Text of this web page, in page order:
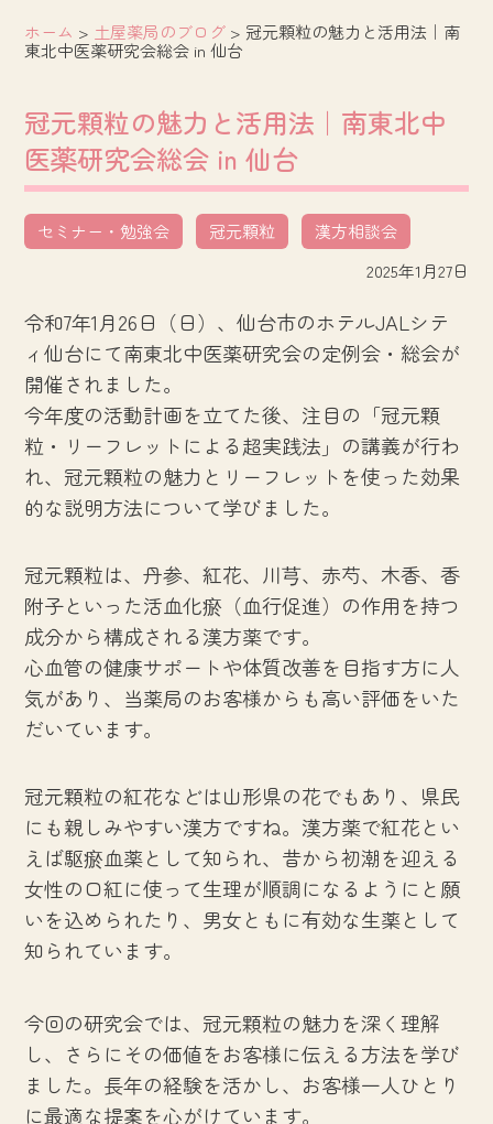
ホーム > 土屋薬局のブログ > 冠元顆粒の魅力と活用法｜南
東北中医薬研究会総会 in 仙台
冠元顆粒の魅力と活用法｜南東北中
医薬研究会総会 in 仙台
セミナー・勉強会 冠元顆粒
漢方相談会
2025年1月27日
令和7年1月26日（日）、仙台市のホテルJALシテ
ィ仙台にて南東北中医薬研究会の定例会・総会が
開催されました。
今年度の活動計画を立てた後、注目の「冠元顆
粒・リーフレットによる超実践法」の講義が行わ
れ、冠元顆粒の魅力とリーフレットを使った効果
的な説明方法について学びました。
冠元顆粒は、丹参、紅花、川芎、赤芍、木香、香
附子といった活血化瘀（血行促進）の作用を持つ
成分から構成される漢方薬です。
心血管の健康サポートや体質改善を目指す方に人
気があり、当薬局のお客様からも高い評価をいた
だいています。
冠元顆粒の紅花などは山形県の花でもあり、県民
にも親しみやすい漢方ですね。漢方薬で紅花とい
えば駆瘀血薬として知られ、昔から初潮を迎える
女性の口紅に使って生理が順調になるようにと願
いを込められたり、男女ともに有効な生薬として
知られています。
今回の研究会では、冠元顆粒の魅力を深く理解
し、さらにその価値をお客様に伝える方法を学び
ました。長年の経験を活かし、お客様一人ひとり
に最適な提案を心がけています。